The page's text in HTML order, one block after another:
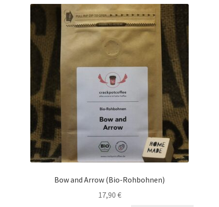
Bow and Arrow (Bio-Rohbohnen)
17,90 €